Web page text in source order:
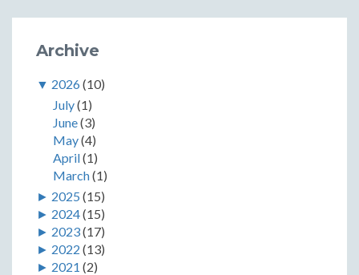
Archive
▼ 2026(10)
July(1)
June(3)
May(4)
April(1)
March(1)
► 2025 (15)
► 2024(15)
► 2023(17)
► 2022 (13)
► 2021 (2)